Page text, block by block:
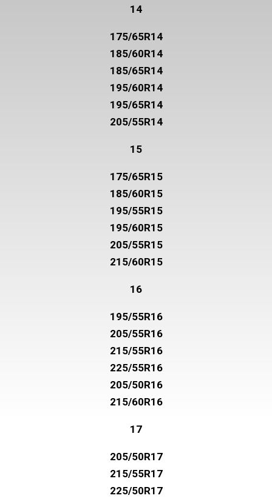
14
175/65R14
185/60R14
185/65R14
195/60R14
195/65R14
205/55R14
15
175/65R15
185/60R15
195/55R15
195/60R15
205/55R15
215/60R15
16
195/55R16
205/55R16
215/55R16
225/55R16
205/50R16
215/60R16
17
205/50R17
215/55R17
225/50R17